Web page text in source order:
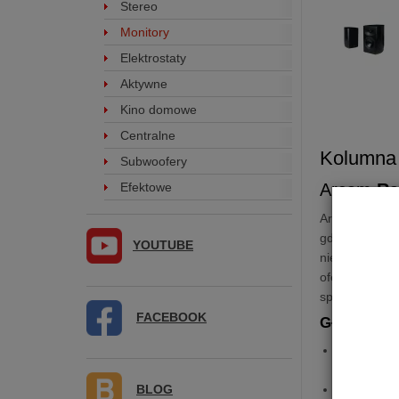
Arcam
Arcam R15
gdzie
nie wyklucza
oferując
spotykane w
Główne
Kopułka
Stereo
Monitory
Elektrostaty
Aktywne
Kino domowe
Centralne
Subwoofery
Efektowe
YOUTUBE
FACEBOOK
BLOG